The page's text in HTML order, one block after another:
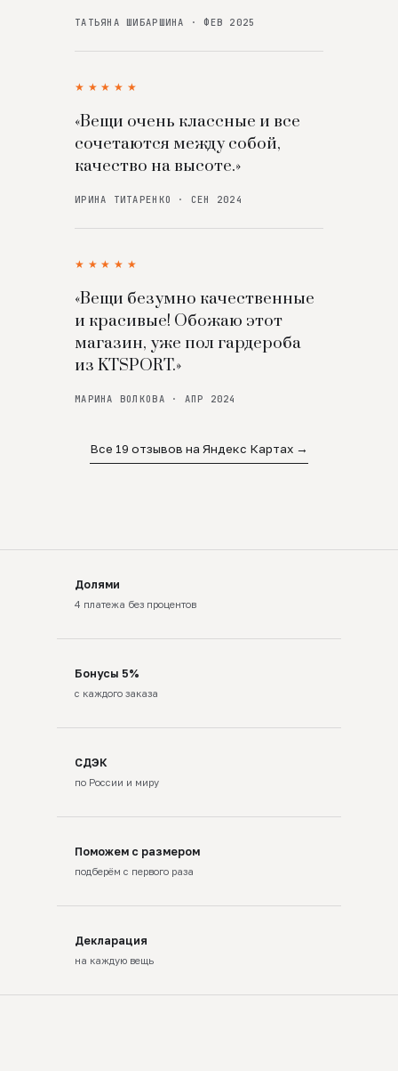
ТАТЬЯНА ШИБАРШИНА · ФЕВ 2025
★★★★★
«Вещи очень классные и все
сочетаются между собой,
качество на высоте.»
ИРИНА ТИТАРЕНКО · СЕН 2024
★★★★★
«Вещи безумно качественные
и красивые! Обожаю этот
магазин, уже пол гардероба
из KTSPORT.»
МАРИНА ВОЛКОВА · АПР 2024
Все 19 отзывов на Яндекс Картах →
Долями
4 платежа без процентов
Бонусы 5%
с каждого заказа
СДЭК
по России и миру
Поможем с размером
подберём с первого раза
Декларация
на каждую вещь